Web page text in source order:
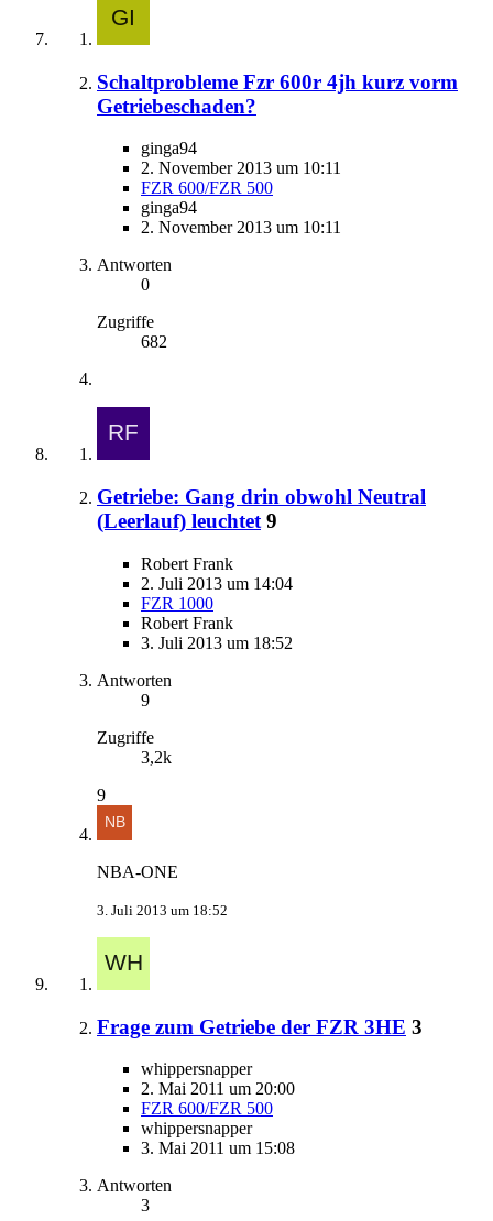
Schaltprobleme Fzr 600r 4jh kurz vorm
Getriebeschaden?
ginga94
2. November 2013 um 10:11
FZR 600/FZR 500
ginga94
2. November 2013 um 10:11
Antworten
0
Zugriffe
682
Getriebe: Gang drin obwohl Neutral
(Leerlauf) leuchtet 9
Robert Frank
2. Juli 2013 um 14:04
FZR 1000
Robert Frank
3. Juli 2013 um 18:52
Antworten
9
Zugriffe
3,2k
9
NBA-ONE
3. Juli 2013 um 18:52
Frage zum Getriebe der FZR 3HE 3
whippersnapper
2. Mai 2011 um 20:00
FZR 600/FZR 500
whippersnapper
3. Mai 2011 um 15:08
Antworten
3